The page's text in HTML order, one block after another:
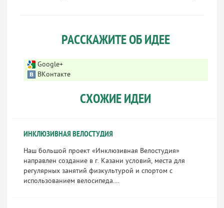
РАССКАЖИТЕ ОБ ИДЕЕ
Google+
ВКонтакте
СХОЖИЕ ИДЕИ
ИНКЛЮЗИВНАЯ ВЕЛОСТУДИЯ
Наш большой проект «Инклюзивная Велостудия»
направлен создание в г. Казани условий, места для
регулярных занятий физкультурой и спортом с
использованием велосипеда....